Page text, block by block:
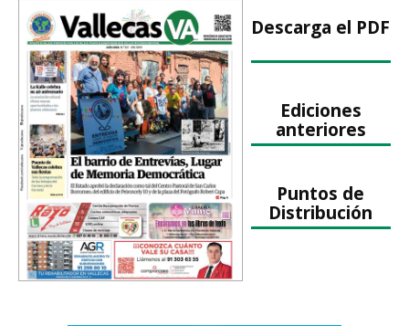
Descarga el PDF
Ediciones
anteriores
Puntos de
Distribución